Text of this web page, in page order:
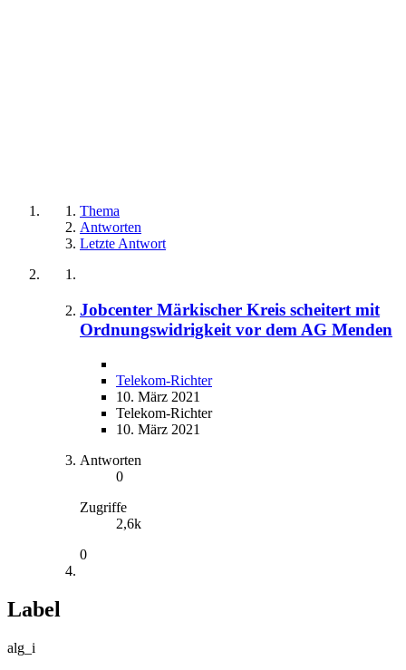
Thema
Antworten
Letzte Antwort
Jobcenter Märkischer Kreis scheitert mit
Ordnungswidrigkeit vor dem AG Menden
Telekom-Richter
10. März 2021
Telekom-Richter
10. März 2021
Antworten
0
Zugriffe
2,6k
0
Label
alg_i